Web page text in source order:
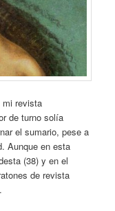
mi revista
de turno solía
el sumario, pese a
Aunque en esta
(38) y en el
de revista